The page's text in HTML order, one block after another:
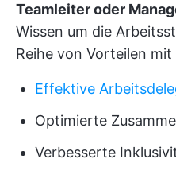
Teamleiter oder
Wissen um die
Reihe von Vorteilen
Effektive
Optimierte
Verbesserte